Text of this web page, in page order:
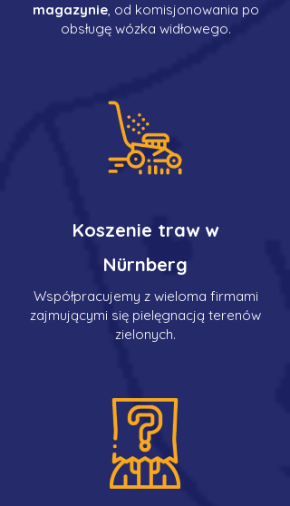
magazynie, od komisjonowania po
obsługę wózka widłowego.
Koszenie traw w
Nürnberg
Współpracujemy z wieloma firmami
zajmującymi się pielęgnacją terenów
zielonych.